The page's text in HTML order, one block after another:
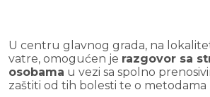
U centru glavnog grada, na
vatre, omogućen je razgovor sa
osobama u vezi sa spolno
zaštiti od tih bolesti te o metodama